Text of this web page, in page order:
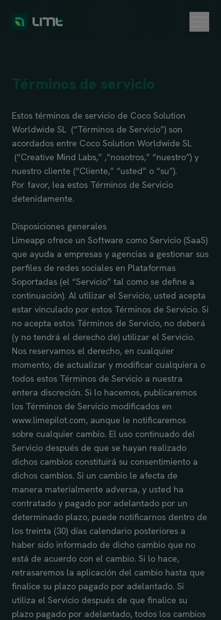
Términos de servicio
Estos términos de servicio de Coco Solution
Worldwide SL (“Términos de Servicio”) son
acordados entre Coco Solution Worldwide SL
(“Creative Mind Labs,” ,“nosotros,” “nuestro”) y
nuestro cliente (“Cliente,” “usted” o “su”).
Por favor, lea estos Términos de Servicio
detenidamente.
Disposiciones generales
Limeapp ofrece un Software como Servicio (SaaS)
que ayuda a empresas y agencias a gestionar sus
perfiles de redes sociales en Plataformas
Soportadas (el “Servicio” tal como se define a
continuación). Al utilizar el Servicio, usted acepta
estar vinculado por estos Términos de Servicio. Si
no acepta estos Términos de Servicio, no deberá
(y no tendrá el derecho de) utilizar el Servicio.
Nos reservamos el derecho, en cualquier
momento, de actualizar y modificar cualquiera o
todos estos Términos de Servicio a nuestra
entera discreción. Si lo hacemos, publicaremos
los Términos de Servicio modificados en
www.limepilot.com, aunque le notificaremos
sobre cualquier cambio. El uso continuado del
Servicio después de que se hayan realizado
dichos cambios constituirá su consentimiento a
dichos cambios. Si un cambio le afecta de
manera materialmente adversa, y usted ha
contratado y pagado por adelantado por un
determinado plazo, puede notificarnos dentro de
los treinta (30) días calendario posteriores a
haber sido informado de dicho cambio que no
está de acuerdo con el cambio. Si lo hace,
retrasaremos la aplicación del cambio hasta que
finalice su plazo pagado por adelantado. Si
utiliza el Servicio después de que finalice su
plazo pagado por adelantado, todos los cambios